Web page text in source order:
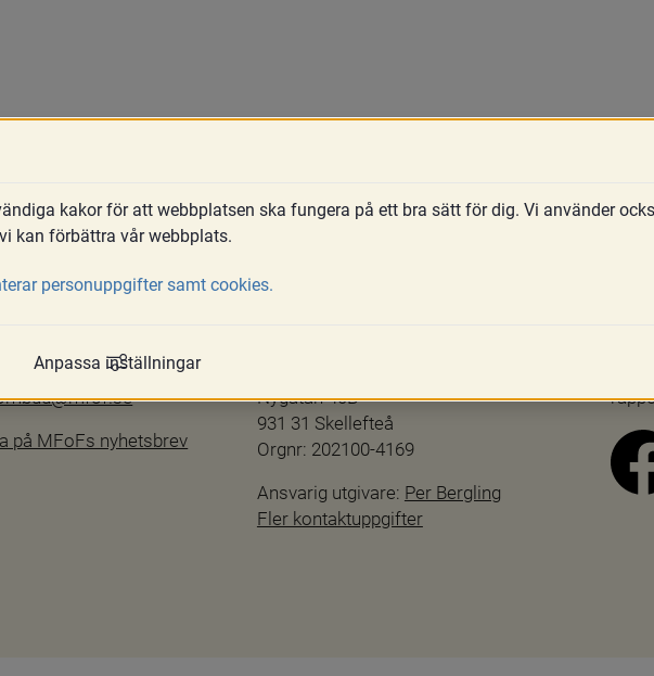
på MFoFs nyhetsbrev
Nygatan 40B
931 31 Skellefteå
Orgnr: 202100-4169
Ansvarig utgivare: Per Bergling
Fler kontaktuppgifter
kakor för att webbplatsen ska fungera på ett bra sätt för dig. Vi använder
kan förbättra vår webbplats.
personuppgifter samt cookies.
Anpassa inställningar